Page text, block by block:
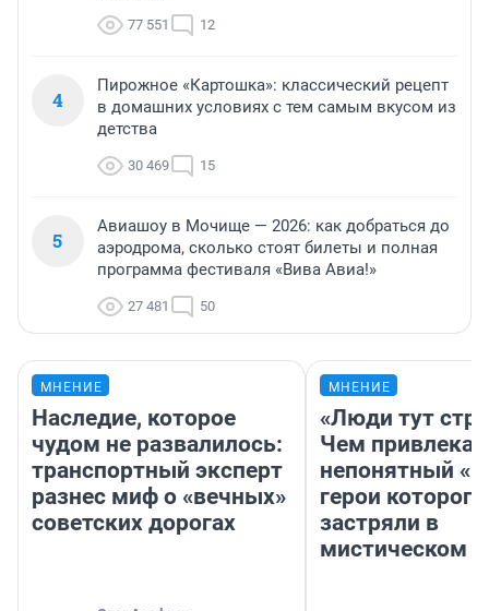
77 551 12
4
Пирожное «Картошка»: классический рецепт
в домашних условиях с тем самым вкусом из
детства
30 469 15
5
Авиашоу в Мочище — 2026: как добраться до
аэродрома, сколько стоят билеты и полная
программа фестиваля «Вива Авиа!»
27 481 50
МНЕНИЕ
Наследие, которое
чудом не развалилось:
транспортный эксперт
разнес миф о «вечных»
советских дорогах
МНЕНИЕ
«Люди тут
Чем
непонятный
герои которого
застряли в
мистическом